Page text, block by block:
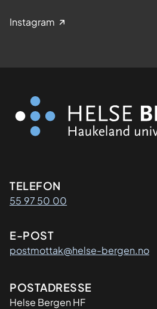
Instagram
Kontaktinformasjon
TELEFON
55 97 50 00
E-POST
postmottak@helse-bergen.no
Adresse
POSTADRESSE
Helse Bergen HF